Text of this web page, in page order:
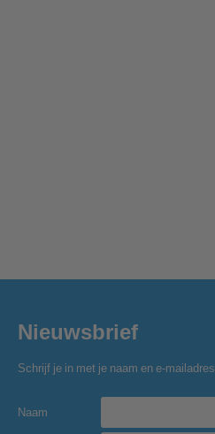
Nieuwsbrief
Schrijf je in met je naam en e-mailadres.
Naam